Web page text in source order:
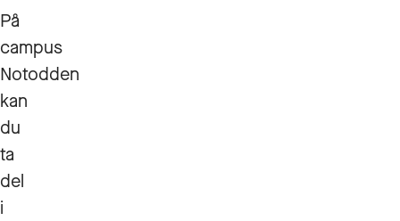
På
campus
Notodden
kan
du
ta
del
i